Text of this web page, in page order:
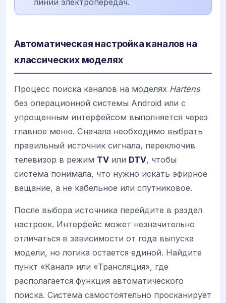
Автоматическая настройка каналов на
классических моделях
Процесс поиска каналов на моделях Hartens
без операционной системы Android или с
упрощенным интерфейсом выполняется через
главное меню. Сначала необходимо выбрать
правильный источник сигнала, переключив
телевизор в режим TV или DTV, чтобы
система понимала, что нужно искать эфирное
вещание, а не кабельное или спутниковое.
После выбора источника перейдите в раздел
настроек. Интерфейс может незначительно
отличаться в зависимости от года выпуска
модели, но логика остается единой. Найдите
пункт «Канал» или «Трансляция», где
располагается функция автоматического
поиска. Система самостоятельно просканирует